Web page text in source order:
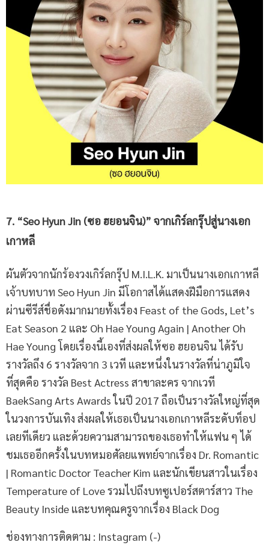
7. “Seo Hyun Jin (ซอ ฮยอนจิน)” จากเกิร์ลกรุ๊ปสู่นางเอก
เกาหลี
ผันตัวจากนักร้องวงเกิร์ลกรุ๊ป M.I.L.K. มาเป็นนางเอกเกาหลี
เจ้าบทบาท Seo Hyun Jin มีโอกาสได้แสดงฝีมือการแสดง
ผ่านซีรีส์ชื่อดังมากมายทั้งเรื่อง Feast of the Gods, Let’s
Eat Season 2 และ Oh Hae Young Again | Another Oh
Hae Young โดยเรื่องนี้เองที่ส่งผลให้ซอ ฮยอนจิน ได้รับ
รางวัลถึง 6 รางวัลจาก 3 เวที และหนึ่งในรางวัลที่น่าภูมิใจ
ที่สุดคือ รางวัล Best Actress สาขาละคร จากเวที
BaekSang Arts Awards ในปี 2017 ถือเป็นรางวัลใหญ่ที่สุด
ในวงการบันเทิง ส่งผลให้เธอเป็นนางเอกเกาหลีระดับท็อป
เลยทีเดียว และด้วยความสามารถของเธอทำให้แฟน ๆ ได้
ชมเธออีกครั้งในบทหมอศัลยแพทย์จากเรื่อง Dr. Romantic
| Romantic Doctor Teacher Kim และนักเขียนสาวในเรื่อง
Temperature of Love รวมไปถึงบทซูเปอร์สตาร์สาว The
Beauty Inside และบทคุณครูจากเรื่อง Black Dog
ช่องทางการติดตาม : Instagram (-)